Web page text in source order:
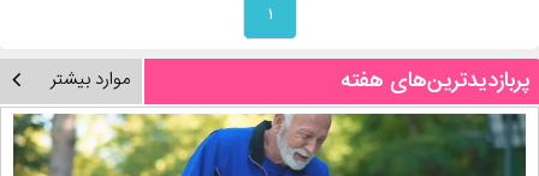
۱
پربازدیدترین‌های هفته موارد بیشتر